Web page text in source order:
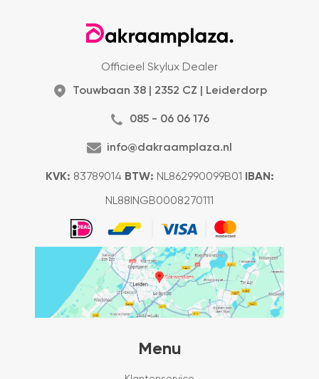
Officieel Skylux Dealer
Touwbaan 38 | 2352 CZ | Leiderdorp
085 - 06 06 176
info@dakraamplaza.nl
KVK: 83789014 BTW: NL862990099B01 IBAN:
NL88INGB0008270111
Menu